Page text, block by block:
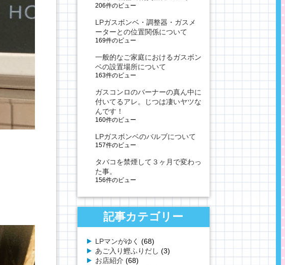
206件のビュー
LPガスボンベ・調整器・ガスメ
ーターとの位置関係について
169件のビュー
一般的なご家庭におけるガスボン
ベの設置場所について
163件のビュー
ガスコンロのバーナーの真ん中に
付いてるアレ。じつは凄いヤツな
んです！
160件のビュー
LPガスボンベのバルブについて
157件のビュー
タバコを禁煙して３ヶ月で変わっ
た事。
156件のビュー
記事カテゴリー
LPマンがゆく (68)
あご入り鰹ふりだし (3)
お店紹介 (68)